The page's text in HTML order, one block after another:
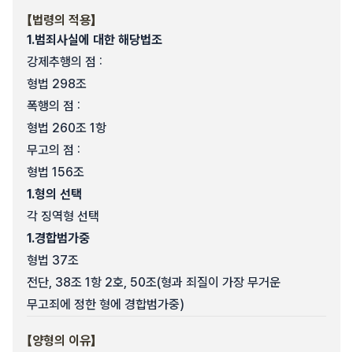
【법령의 적용】
1.범죄사실에 대한 해당법조
강제추행의 점 :
형법 298조
폭행의 점 :
형법 260조 1항
무고의 점 :
형법 156조
1.형의 선택
각 징역형 선택
1.경합범가중
형법 37조
전단, 38조 1항 2호, 50조(형과 죄질이 가장 무거운
무고죄에 정한 형에 경합범가중)
【양형의 이유】